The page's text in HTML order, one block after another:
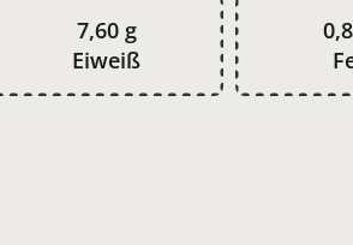
7,60 g
Eiweiß